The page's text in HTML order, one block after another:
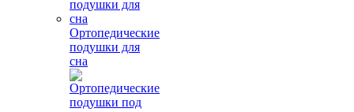
Ортопедические
подушки для
сна